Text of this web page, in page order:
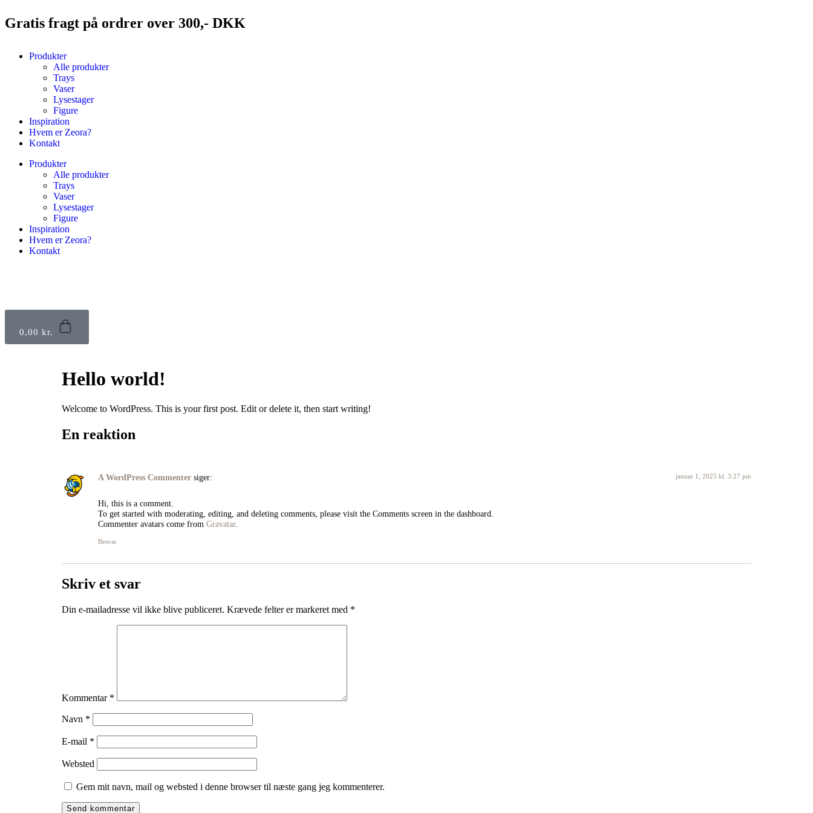
Gratis fragt på ordrer over 300,- DKK
Produkter
Alle produkter
Trays
Vaser
Lysestager
Figure
Inspiration
Hvem er Zeora?
Kontakt
Produkter
Alle produkter
Trays
Vaser
Lysestager
Figure
Inspiration
Hvem er Zeora?
Kontakt
0,00 kr.
Hello world!
Welcome to WordPress. This is your first post. Edit or delete it, then start writing!
En reaktion
A WordPress Commenter siger: januar 1, 2025 kl. 3:27 pm
Hi, this is a comment.
To get started with moderating, editing, and deleting comments, please visit the Comments screen in the dashboard.
Commenter avatars come from Gravatar.
Besvar
Skriv et svar
Din e-mailadresse vil ikke blive publiceret. Krævede felter er markeret med *
Kommentar *
Navn *
E-mail *
Websted
Gem mit navn, mail og websted i denne browser til næste gang jeg kommenterer.